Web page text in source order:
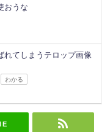
おうな
れてしまうテロップ画像
わかる